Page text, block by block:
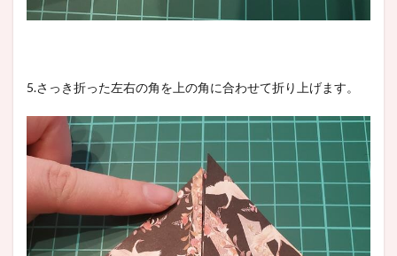
5.さっき折った左右の角を上の角に合わせて折り上げます。